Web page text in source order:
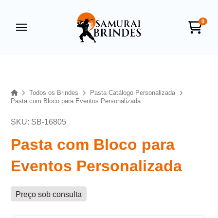
0
HomeTodos os Brindes
Pasta Catálogo Personalizada
Pasta com Bloco para Eventos Personalizada
SKU: SB-16805
Pasta com Bloco para
Eventos Personalizada
Preço sob consulta